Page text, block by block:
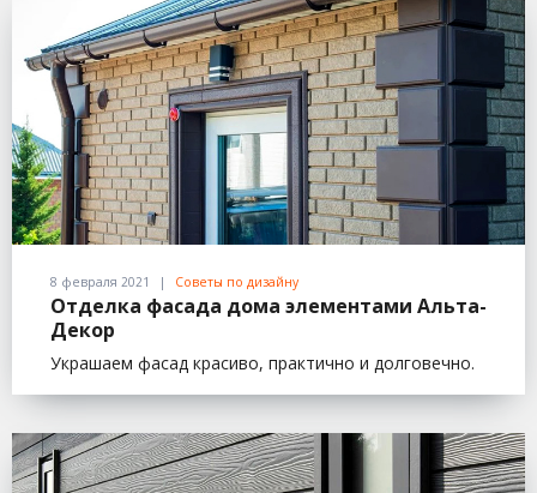
8 февраля 2021 Советы по дизайну
Отделка фасада дома элементами Альта-
Декор
Украшаем фасад красиво, практично и долговечно.